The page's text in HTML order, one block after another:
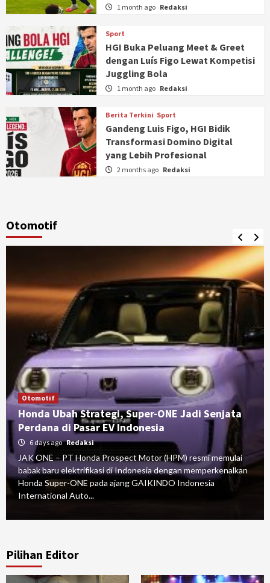
1 month ago Redaksi
Sport
HGI Buka Peluang Meet & Greet
dengan Luís Figo Lewat Kompetisi
Juggling Bola
1 month ago Redaksi
Berita Terkini Sport
Gandeng Luis Figo, HGI Bidik
Transformasi Domino Digital
yang Lebih Profesional
2 months ago Redaksi
Otomotif
Otomotif
Honda Ubah Strategi, Super-ONE Jadi Senjata
Perdana di Pasar EV Indonesia
6 days ago Redaksi
JAK ONE – PT Honda Prospect Motor (HPM) resmi memulai
babak baru elektrifikasi di Indonesia dengan memperkenalkan
Honda Super-ONE pada ajang GAIKINDO Indonesia
International Auto...
Pilihan Editor